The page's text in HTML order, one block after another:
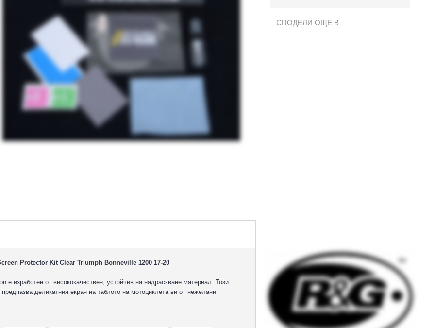
СПОДЕЛИ ОЩЕ В
Protector Kit Clear Triumph Bonneville 1200 17-20
изработен от висококачествен, устойчив на надраскване материал. Този
деликатния екран на таблото на мотоциклета ви от нежелани